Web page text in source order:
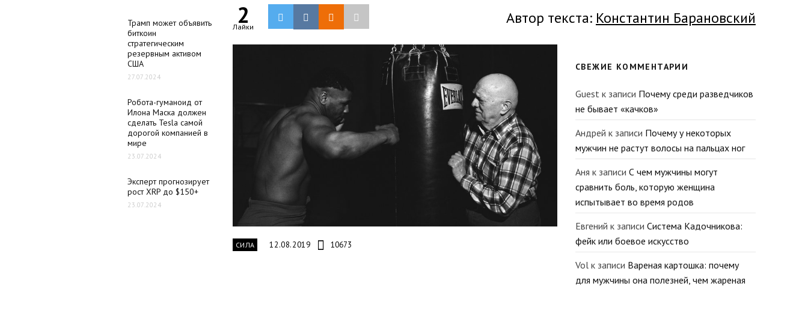
Трамп может объявить
биткоин
стратегическим
резервным активом
США
27.07.2024
Робота-гуманоид от
Илона Маска должен
сделать Tesla самой
дорогой компанией в
мире
23.07.2024
Эксперт прогнозирует
рост XRP до $150+
23.07.2024
2
Лайки Автор текста: Константин Барановский
СИЛА 12.08.2019 10673
СВЕЖИЕ КОММЕНТАРИИ
Guest к записи Почему среди разведчиков
не бывает «качков»
Андрей к записи Почему у некоторых
мужчин не растут волосы на пальцах ног
Аня к записи С чем мужчины могут
сравнить боль, которую женщина
испытывает во время родов
Евгений к записи Система Кадочникова:
фейк или боевое искусство
Vol к записи Вареная картошка: почему
для мужчины она полезней, чем жареная